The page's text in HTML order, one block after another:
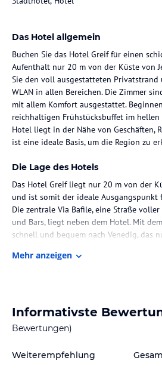
Das Hotel allgemein
Buchen Sie das Hotel Greif für einen
Aufenthalt nur 20 m von der Küste von
Sie den voll ausgestatteten Privatstrand
WLAN in allen Bereichen. Die Zimmer
mit allem Komfort ausgestattet.
reichhaltigen Frühstücksbuffet im hellen
Hotel liegt in der Nähe von Geschäften,
ist eine ideale Basis, um die Region zu
Die Lage des Hotels
Das Hotel Greif liegt nur 20 m von der
und ist somit der ideale Ausgangspunkt
Die zentrale Via Bafile, eine Straße voller
und Bars, liegt neben dem Hotel. Mit
schnell und bequem nach Venedig, das
unabhängig klimatisiert, um Ihnen einen
zu ermöglichen. Jedes Zimmer verfügt
Kostenfreies WLAN ist in allen Zimmern
Mehr anzeigen
Informativste
Bewertungen)
Weiterempfehlung